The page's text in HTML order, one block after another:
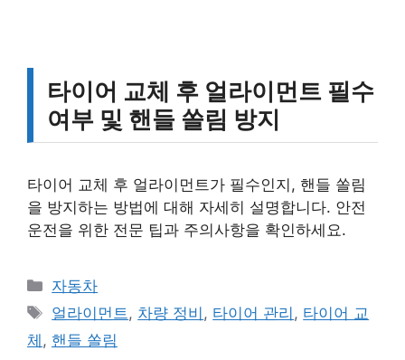
타이어 교체 후 얼라이먼트 필수
여부 및 핸들 쏠림 방지
타이어 교체 후 얼라이먼트가 필수인지, 핸들 쏠림
을 방지하는 방법에 대해 자세히 설명합니다. 안전
운전을 위한 전문 팁과 주의사항을 확인하세요.
카
테
리
자동차
태
그
얼라이먼트, 차량 정비 , 타이어 관리 , 타이어 교
체 , 핸들 쏠림